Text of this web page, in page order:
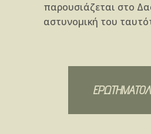
παρουσιάζεται στο
αστυνομική του